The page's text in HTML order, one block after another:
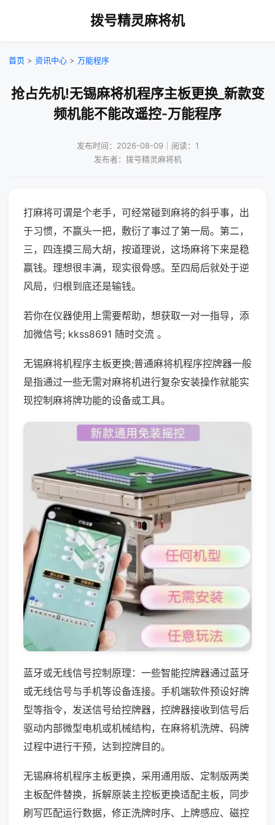
拨号精灵麻将机
首页 > 资讯中心 > 万能程序
抢占先机!无锡麻将机程序主板更换_新款变
频机能不能改遥控-万能程序
发布时间：2026-08-09｜阅读：1
发布者：拨号精灵麻将机
打麻将可谓是个老手，可经常碰到麻将的斜乎事，出
于习惯，不赢头一把，敷衍了事过了第一局。第二，
三，四连摸三局大胡，按道理说，这场麻将下来是稳
赢钱。理想很丰满，现实很骨感。至四局后就处于逆
风局，归根到底还是输钱。
若你在仪器使用上需要帮助，想获取一对一指导，添
加微信号; kkss8691 随时交流 。
无锡麻将机程序主板更换;普通麻将机程序控牌器一般
是指通过一些无需对麻将机进行复杂安装操作就能实
现控制麻将牌功能的设备或工具。
蓝牙或无线信号控制原理：一些智能控牌器通过蓝牙
或无线信号与手机等设备连接。手机端软件预设好牌
型等指令，发送信号给控牌器，控牌器接收到信号后
驱动内部微型电机或机械结构，在麻将机洗牌、码牌
过程中进行干预，达到控牌目的。
无锡麻将机程序主板更换，采用通用版、定制版两类
主板配件替换，拆解原装主控板更换适配主板，同步
刷写匹配运行数据，修正洗牌时序、上牌感应、磁控